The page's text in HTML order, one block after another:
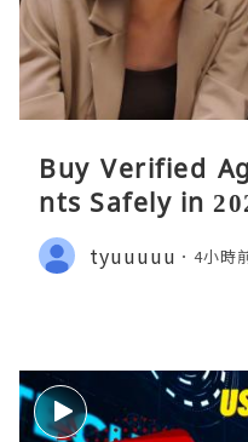
Buy Verified
nts Safely in
tyuuuuu 4小時